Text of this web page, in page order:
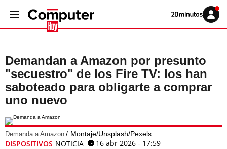
Volver
Iniciar
sesión
Demandan a Amazon por presunto
"secuestro" de los Fire TV: los han
saboteado para obligarte a comprar
uno nuevo
Demanda a Amazon Montaje/Unsplash/Pexels
DISPOSITIVOS NOTICIA
16 abr 2026 - 17:59